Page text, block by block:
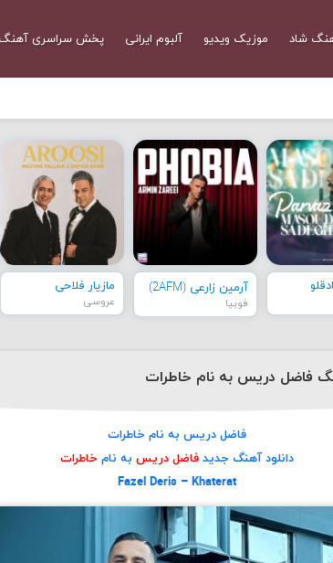
شاد موزیک ویدیو آلبوم ایرانی پخش سراسری آهنگ
آرمین زارعی (2AFM)
فوبیا
مازیار فلاحی
عروسی
فاضل دریس به نام خاطرات
فاضل دریس به نام خاطرات
دانلود آهنگ جدید فاضل دریس به نام خاطرات
Fazel Deris – Khaterat